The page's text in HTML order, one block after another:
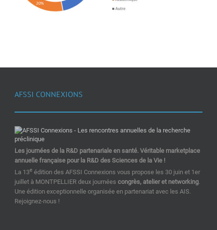
AFSSI CONNEXIONS
Les journées de la R&D partenariale en santé. Véritable marketplace
annuelle française pour la R&D des Sciences de la Vie !
La 13e édition des AFSSI Connexions vous propose les 30 juin et 1er
juillet à MONTPELLIER deux journées congrès, atelier et networking.
Une édition exceptionnelle organisée en partenariat avec les AIS.
Rejoignez-nous !